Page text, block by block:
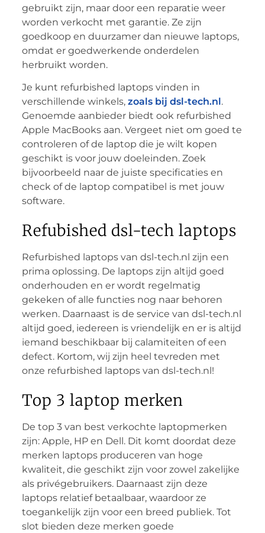
gebruikt zijn, maar door een reparatie weer
worden verkocht met garantie. Ze zijn
goedkoop en duurzamer dan nieuwe laptops,
omdat er goedwerkende onderdelen
herbruikt worden.
Je kunt refurbished laptops vinden in
verschillende winkels, zoals bij dsl-tech.nl.
Genoemde aanbieder biedt ook refurbished
Apple MacBooks aan. Vergeet niet om goed te
controleren of de laptop die je wilt kopen
geschikt is voor jouw doeleinden. Zoek
bijvoorbeeld naar de juiste specificaties en
check of de laptop compatibel is met jouw
software.
Refubished dsl-tech laptops
Refurbished laptops van dsl-tech.nl zijn een
prima oplossing. De laptops zijn altijd goed
onderhouden en er wordt regelmatig
gekeken of alle functies nog naar behoren
werken. Daarnaast is de service van dsl-tech.nl
altijd goed, iedereen is vriendelijk en er is altijd
iemand beschikbaar bij calamiteiten of een
defect. Kortom, wij zijn heel tevreden met
onze refurbished laptops van dsl-tech.nl!
Top 3 laptop merken
De top 3 van best verkochte laptopmerken
zijn: Apple, HP en Dell. Dit komt doordat deze
merken laptops produceren van hoge
kwaliteit, die geschikt zijn voor zowel zakelijke
als privégebruikers. Daarnaast zijn deze
laptops relatief betaalbaar, waardoor ze
toegankelijk zijn voor een breed publiek. Tot
slot bieden deze merken goede